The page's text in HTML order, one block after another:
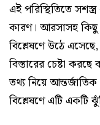
এই পরিস্থিতিতে
কারণ। আরসাসহ কিছু
বিশ্লেষণে উঠে
বিস্তারের চেষ্টা
তথ্য নিয়ে আন্তর্জাতিক
বিশ্লেষণে এটি একটি